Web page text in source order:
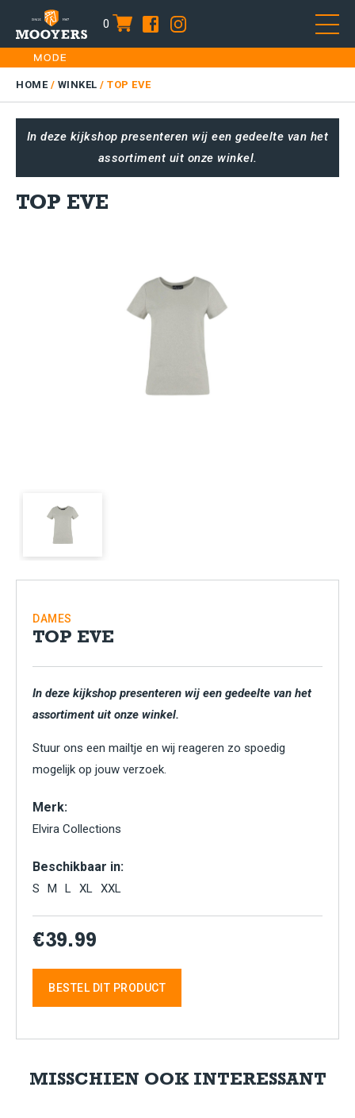
0 item
Skip
to
content
HOME
DAMES
KIDS
PLUS SIZE
HOME/ WINKEL / TOP EVE
In deze kijkshop presenteren wij een gedeelte van het
assortiment uit onze winkel.
TOP EVE
DAMES
TOP EVE
In deze kijkshop presenteren wij een gedeelte van het
assortiment uit onze winkel.
Stuur ons een mailtje en wij reageren zo spoedig
mogelijk op jouw verzoek.
Merk:
Elvira Collections
Beschikbaar in:
S M L XL XXL
€39.99
BESTEL DIT PRODUCT
MISSCHIEN OOK INTERESSANT